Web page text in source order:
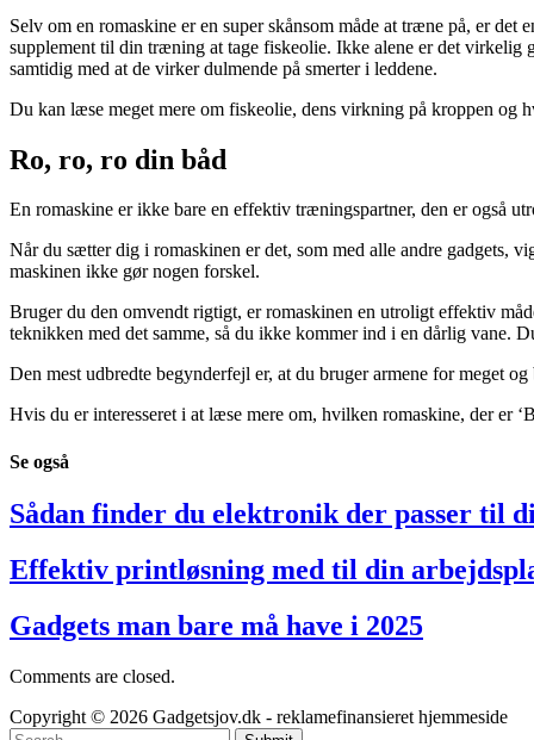
Selv om en romaskine er en super skånsom måde at træne på, er
supplement til din træning at tage fiskeolie. Ikke alene er det
samtidig med at de virker dulmende på smerter i leddene.
Du kan læse meget mere om fiskeolie, dens virkning på kroppen og
Ro, ro, ro din båd
En romaskine er ikke bare en effektiv træningspartner, den er også
Når du sætter dig i romaskinen er det, som med alle andre
maskinen ikke gør nogen forskel.
Bruger du den omvendt rigtigt, er romaskinen en utroligt effektiv
teknikken med det samme, så du ikke kommer ind i en dårlig vane.
Den mest udbredte begynderfejl er, at du bruger armene for meget
Hvis du er interesseret i at læse mere om, hvilken romaskine, der er
Se også
Sådan finder du elektronik der passer til
Effektiv printløsning med til din
Gadgets man bare må have i 2025
Comments are closed.
Copyright © 2026 Gadgetsjov.dk - reklamefinansieret hjemmeside